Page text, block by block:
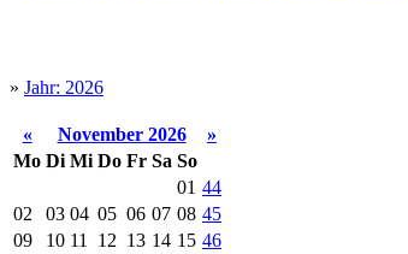
» Jahr: 2026
« November 2026
»
Mo Di Mi Do Fr Sa So
01 44
02
03 04 05 06 07 08 45
09
10 11 12 13 14 15 46